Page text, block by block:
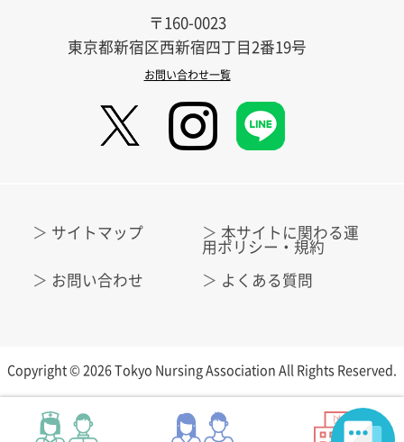
〒160-0023
東京都新宿区西新宿四丁目2番19号
お問い合わせ一覧
サイトマップ 本サイトに関わる運
用ポリシー・規約
お問い合わせ
よくある質問
Copyright © 2026 Tokyo Nursing Association All Rights Reserved.